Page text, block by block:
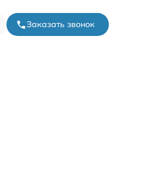
Заказать звонок